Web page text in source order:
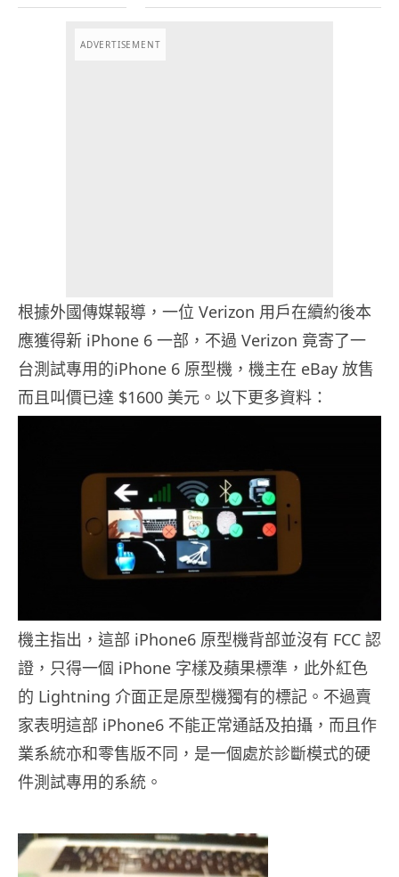
ADVERTISEMENT
根據外國傳媒報導，一位 Verizon 用戶在續約後本
應獲得新 iPhone 6 一部，不過 Verizon 竟寄了一
台測試專用的iPhone 6 原型機，機主在 eBay 放售
而且叫價已達 $1600 美元。以下更多資料：
機主指出，這部 iPhone6 原型機背部並沒有 FCC 認
證，只得一個 iPhone 字樣及蘋果標準，此外紅色
的 Lightning 介面正是原型機獨有的標記。不過賣
家表明這部 iPhone6 不能正常通話及拍攝，而且作
業系統亦和零售版不同，是一個處於診斷模式的硬
件測試專用的系統。